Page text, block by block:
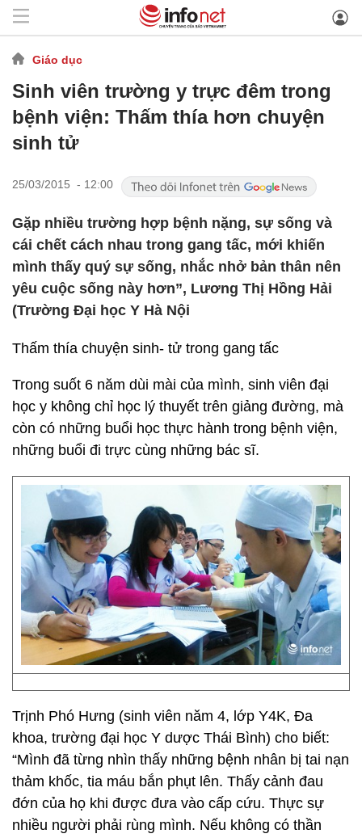
Giáo dục
Sinh viên trường y trực đêm trong
bệnh viện: Thấm thía hơn chuyện
sinh tử
25/03/2015 - 12:00
Gặp nhiều trường hợp bệnh nặng, sự sống và
cái chết cách nhau trong gang tấc, mới khiến
mình thấy quý sự sống, nhắc nhở bản thân nên
yêu cuộc sống này hơn”, Lương Thị Hồng Hải
(Trường Đại học Y Hà Nội
Thấm thía chuyện sinh- tử trong gang tấc
Trong suốt 6 năm dùi mài của mình, sinh viên đại
học y không chỉ học lý thuyết trên giảng đường, mà
còn có những buổi học thực hành trong bệnh viện,
những buổi đi trực cùng những bác sĩ.
Trịnh Phó Hưng (sinh viên năm 4, lớp Y4K, Đa
khoa, trường đại học Y dược Thái Bình) cho biết:
“Mình đã từng nhìn thấy những bệnh nhân bị tai nạn
thảm khốc, tia máu bắn phụt lên. Thấy cảnh đau
đớn của họ khi được đưa vào cấp cứu. Thực sự
nhiều người phải rùng mình. Nếu không có thần